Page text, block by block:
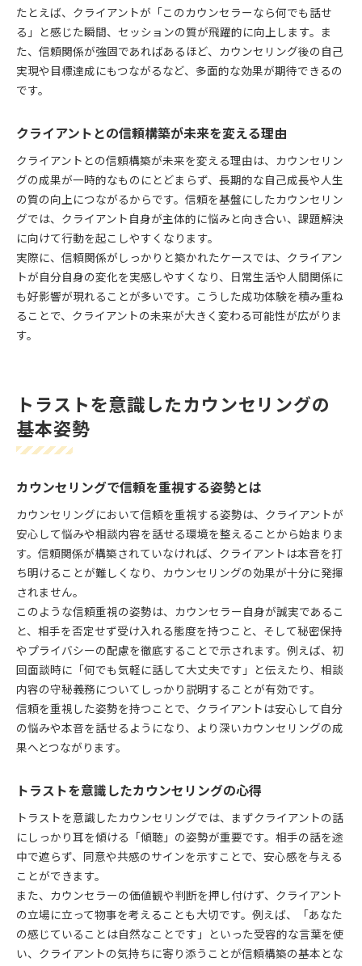
たとえば、クライアントが「このカウンセラーなら何でも話せ
る」と感じた瞬間、セッションの質が飛躍的に向上します。ま
た、信頼関係が強固であればあるほど、カウンセリング後の自己
実現や目標達成にもつながるなど、多面的な効果が期待できるの
です。
クライアントとの信頼構築が未来を変える理由
クライアントとの信頼構築が未来を変える理由は、カウンセリン
グの成果が一時的なものにとどまらず、長期的な自己成長や人生
の質の向上につながるからです。信頼を基盤にしたカウンセリン
グでは、クライアント自身が主体的に悩みと向き合い、課題解決
に向けて行動を起こしやすくなります。
実際に、信頼関係がしっかりと築かれたケースでは、クライアン
トが自分自身の変化を実感しやすくなり、日常生活や人間関係に
も好影響が現れることが多いです。こうした成功体験を積み重ね
ることで、クライアントの未来が大きく変わる可能性が広がりま
す。
トラストを意識したカウンセリングの
基本姿勢
カウンセリングで信頼を重視する姿勢とは
カウンセリングにおいて信頼を重視する姿勢は、クライアントが
安心して悩みや相談内容を話せる環境を整えることから始まりま
す。信頼関係が構築されていなければ、クライアントは本音を打
ち明けることが難しくなり、カウンセリングの効果が十分に発揮
されません。
このような信頼重視の姿勢は、カウンセラー自身が誠実であるこ
と、相手を否定せず受け入れる態度を持つこと、そして秘密保持
やプライバシーの配慮を徹底することで示されます。例えば、初
回面談時に「何でも気軽に話して大丈夫です」と伝えたり、相談
内容の守秘義務についてしっかり説明することが有効です。
信頼を重視した姿勢を持つことで、クライアントは安心して自分
の悩みや本音を話せるようになり、より深いカウンセリングの成
果へとつながります。
トラストを意識したカウンセリングの心得
トラストを意識したカウンセリングでは、まずクライアントの話
にしっかり耳を傾ける「傾聴」の姿勢が重要です。相手の話を途
中で遮らず、同意や共感のサインを示すことで、安心感を与える
ことができます。
また、カウンセラーの価値観や判断を押し付けず、クライアント
の立場に立って物事を考えることも大切です。例えば、「あなた
の感じていることは自然なことです」といった受容的な言葉を使
い、クライアントの気持ちに寄り添うことが信頼構築の基本とな